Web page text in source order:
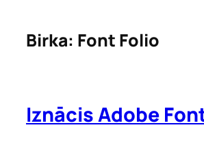
Birka: Font Folio
Iznācis Adobe